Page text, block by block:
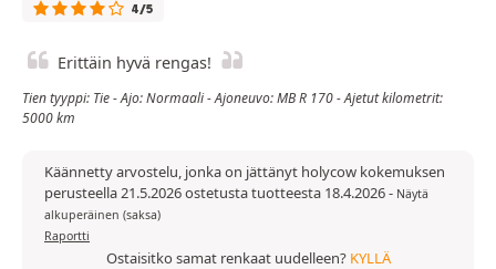
4/5
Erittäin hyvä rengas!
Tien tyyppi: Tie - Ajo: Normaali - Ajoneuvo: MB R 170 - Ajetut kilometrit:
5000 km
Käännetty arvostelu, jonka on jättänyt holycow kokemuksen
perusteella 21.5.2026 ostetusta tuotteesta 18.4.2026- Näytä
alkuperäinen (saksa)
Raportti
Ostaisitko samat renkaat uudelleen? KYLLÄ